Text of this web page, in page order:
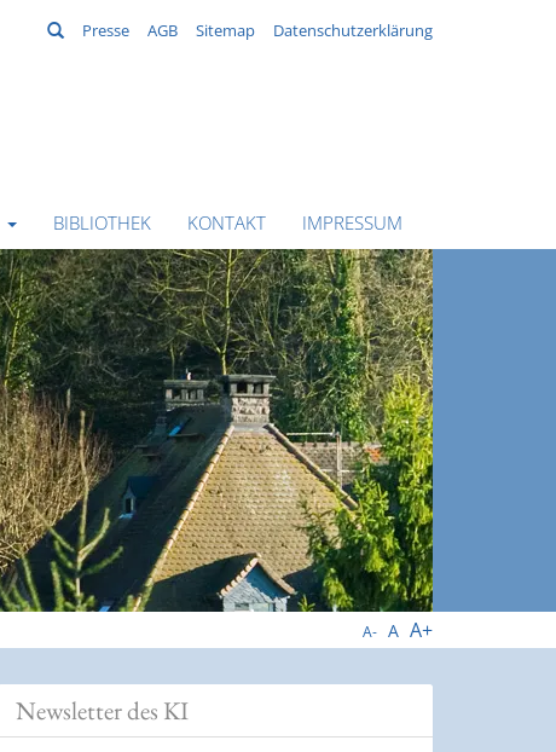
Suchen
Presse AGB Sitemap Datenschutzerklärung
BIBLIOTHEK KONTAKT IMPRESSUM
A- A A+
Newsletter des KI